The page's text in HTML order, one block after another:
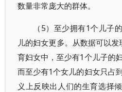
数量非常庞大的群体。
（5）至少拥有1个儿子
儿的妇女更多。从数据可以
育妇女中，至少有1个儿子的
而至少有1个女儿的妇女只占
义上反映出人们的生育选择